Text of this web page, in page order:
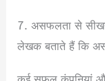
7. असफलता से
लेखक बताते हैं कि